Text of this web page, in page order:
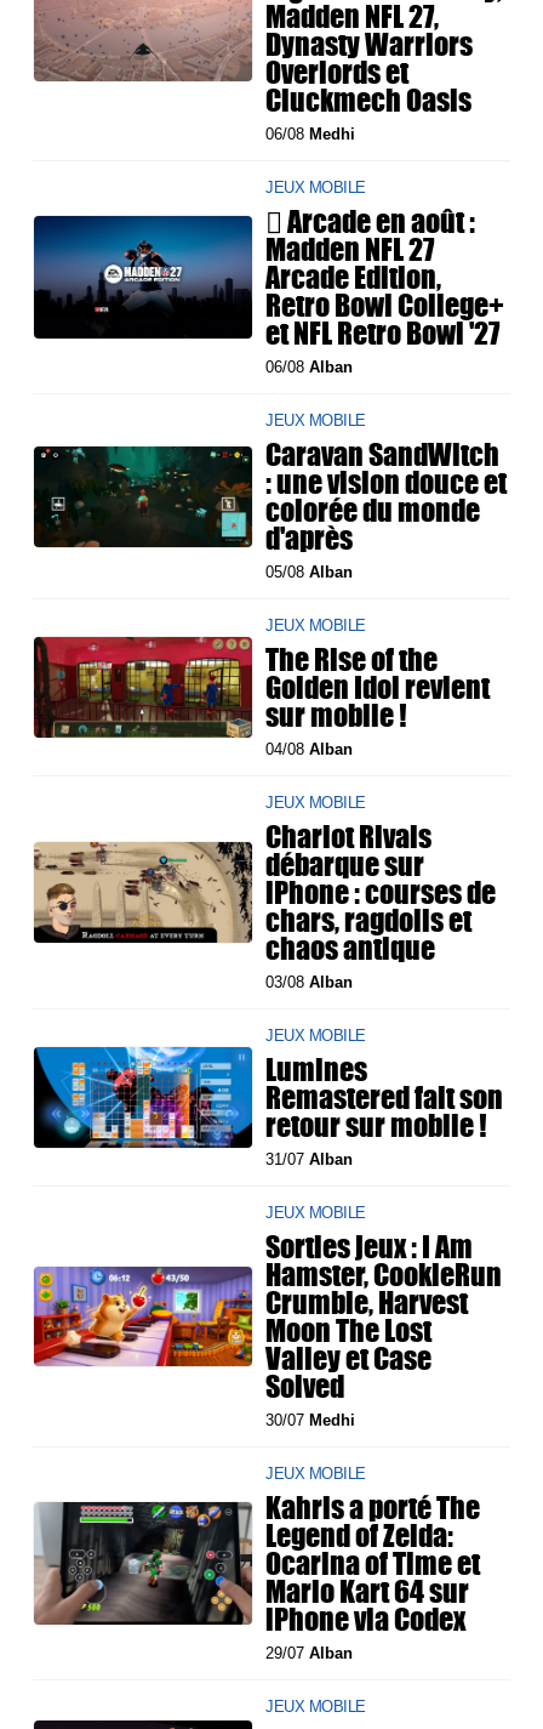
Madden NFL 27,
Dynasty Warriors
Overlords et
Cluckmech Oasis
06/08 Medhi
JEUX MOBILE
 Arcade en août :
Madden NFL 27
Arcade Edition,
Retro Bowl College+
et NFL Retro Bowl '27
06/08Alban
JEUX MOBILE
Caravan SandWitch
: une vision douce et
colorée du monde
d'après
05/08Alban
JEUX MOBILE
The Rise of the
Golden Idol revient
sur mobile !
04/08Alban
JEUX MOBILE
Chariot Rivals
débarque sur
iPhone : courses de
chars, ragdolls et
chaos antique
03/08Alban
JEUX MOBILE
Lumines
Remastered fait son
retour sur mobile !
31/07Alban
JEUX MOBILE
Sorties jeux : I Am
Hamster, CookieRun
Crumble, Harvest
Moon The Lost
Valley et Case
Solved
30/07 Medhi
JEUX MOBILE
Kahris a porté The
Legend of Zelda:
Ocarina of Time et
Mario Kart 64 sur
iPhone via Codex
29/07Alban
JEUX MOBILE